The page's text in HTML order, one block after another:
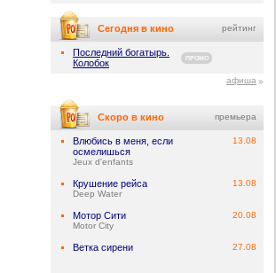
Сегодня в кино рейтинг
Последний богатырь.
Колобок
ПРОМО
афиша
Скоро в кино премьера
Влюбись в меня, если
осмелишься
Jeux d'enfants
13.08
Крушение рейса
Deep Water
13.08
Мотор Сити
Motor City
20.08
Ветка сирени 27.08